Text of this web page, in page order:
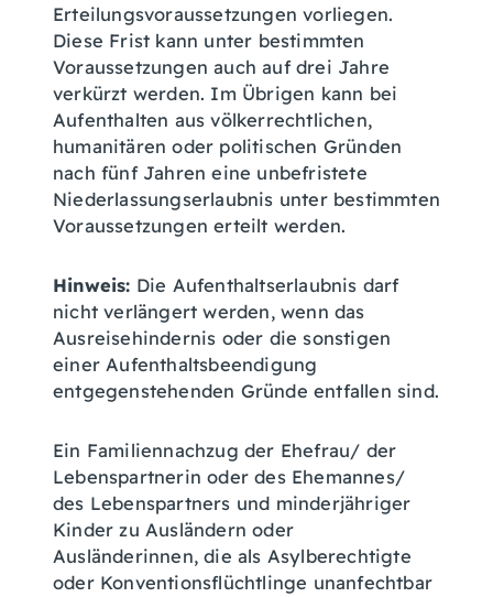
Erteilungsvoraussetzungen vorliegen.
Diese Frist kann unter bestimmten
Voraussetzungen auch auf drei Jahre
verkürzt werden. Im Übrigen kann bei
Aufenthalten aus völkerrechtlichen,
humanitären oder politischen Gründen
nach fünf Jahren eine unbefristete
Niederlassungserlaubnis unter bestimmten
Voraussetzungen erteilt werden.
Hinweis: Die Aufenthaltserlaubnis darf
nicht verlängert werden, wenn das
Ausreisehindernis oder die sonstigen
einer Aufenthaltsbeendigung
entgegenstehenden Gründe entfallen sind.
Ein Familiennachzug der Ehefrau/ der
Lebenspartnerin oder des Ehemannes/
des Lebenspartners und minderjähriger
Kinder zu Ausländern oder
Ausländerinnen, die als Asylberechtigte
oder Konventionsflüchtlinge unanfechtbar